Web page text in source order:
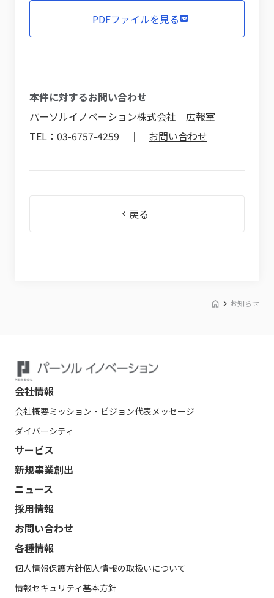
PDFファイルを見る
本件に対するお問い合わせ
パーソルイノベーション株式会社 広報室
TEL：03-6757-4259 ｜ お問い合わせ
戻る
お知らせ
会社情報
会社概要ミッション・ビジョン代表メッセージ
ダイバーシティ
サービス
新規事業創出
ニュース
採用情報
お問い合わせ
各種情報
個人情報保護方針個人情報の取扱いについて
情報セキュリティ基本方針